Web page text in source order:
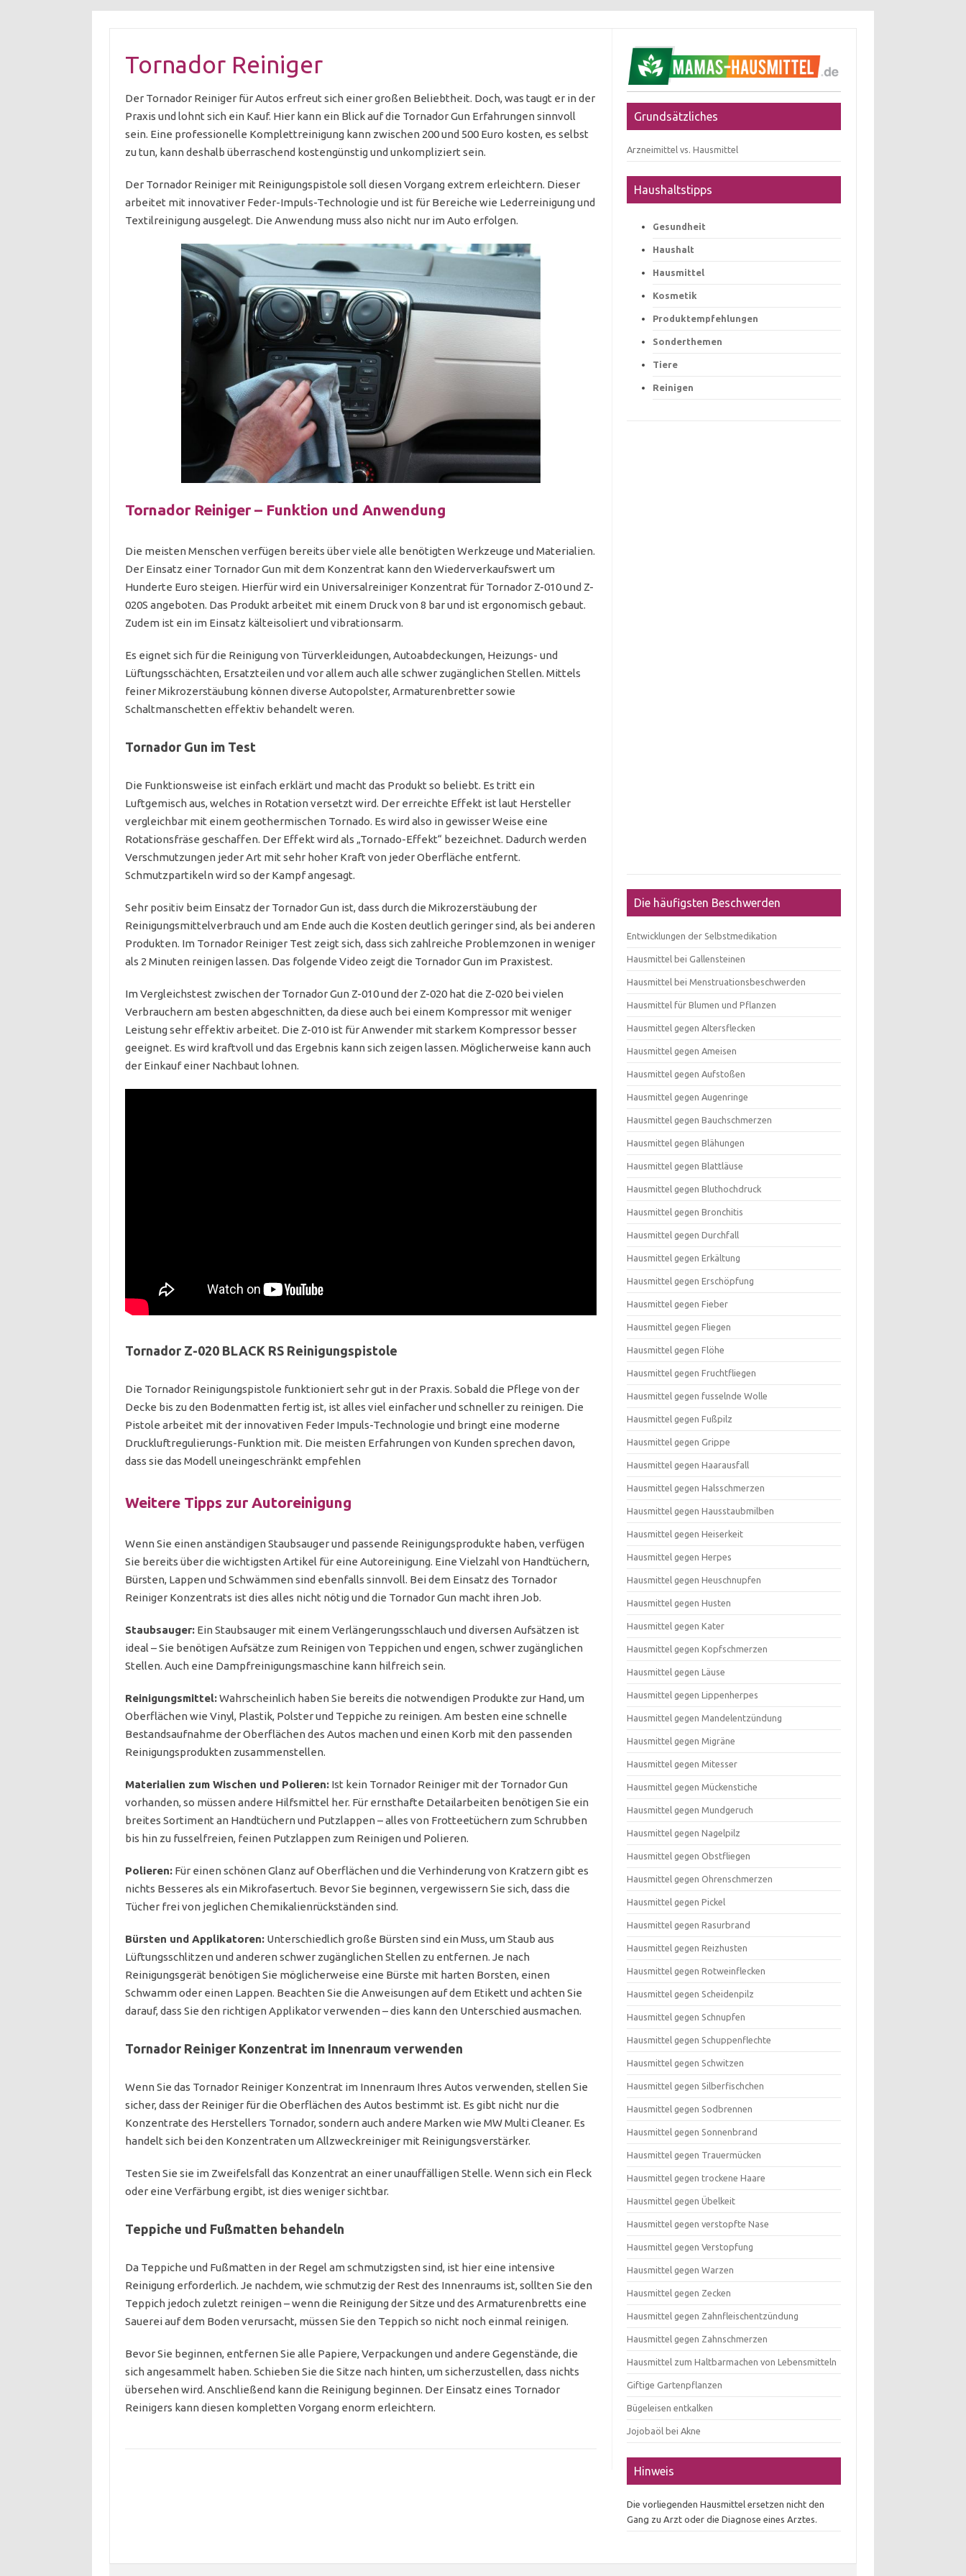
Tornador Reiniger
Der Tornador Reiniger für Autos erfreut sich einer großen Beliebtheit. Doch, was taugt er in der
Praxis und lohnt sich ein Kauf. Hier kann ein Blick auf die Tornador Gun Erfahrungen sinnvoll
sein. Eine professionelle Komplettreinigung kann zwischen 200 und 500 Euro kosten, es selbst
zu tun, kann deshalb überraschend kostengünstig und unkompliziert sein.
Der Tornador Reiniger mit Reinigungspistole soll diesen Vorgang extrem erleichtern. Dieser
arbeitet mit innovativer Feder-Impuls-Technologie und ist für Bereiche wie Lederreinigung und
Textilreinigung ausgelegt. Die Anwendung muss also nicht nur im Auto erfolgen.
Tornador Reiniger – Funktion und Anwendung
Die meisten Menschen verfügen bereits über viele alle benötigten Werkzeuge und Materialien.
Der Einsatz einer Tornador Gun mit dem Konzentrat kann den Wiederverkaufswert um
Hunderte Euro steigen. Hierfür wird ein Universalreiniger Konzentrat für Tornador Z-010 und Z-
020S angeboten. Das Produkt arbeitet mit einem Druck von 8 bar und ist ergonomisch gebaut.
Zudem ist ein im Einsatz kälteisoliert und vibrationsarm.
Es eignet sich für die Reinigung von Türverkleidungen, Autoabdeckungen, Heizungs- und
Lüftungsschächten, Ersatzteilen und vor allem auch alle schwer zugänglichen Stellen. Mittels
feiner Mikrozerstäubung können diverse Autopolster, Armaturenbretter sowie
Schaltmanschetten effektiv behandelt weren.
Tornador Gun im Test
Die Funktionsweise ist einfach erklärt und macht das Produkt so beliebt. Es tritt ein
Luftgemisch aus, welches in Rotation versetzt wird. Der erreichte Effekt ist laut Hersteller
vergleichbar mit einem geothermischen Tornado. Es wird also in gewisser Weise eine
Rotationsfräse geschaffen. Der Effekt wird als „Tornado-Effekt“ bezeichnet. Dadurch werden
Verschmutzungen jeder Art mit sehr hoher Kraft von jeder Oberfläche entfernt.
Schmutzpartikeln wird so der Kampf angesagt.
Sehr positiv beim Einsatz der Tornador Gun ist, dass durch die Mikrozerstäubung der
Reinigungsmittelverbrauch und am Ende auch die Kosten deutlich geringer sind, als bei anderen
Produkten. Im Tornador Reiniger Test zeigt sich, dass sich zahlreiche Problemzonen in weniger
als 2 Minuten reinigen lassen. Das folgende Video zeigt die Tornador Gun im Praxistest.
Im Vergleichstest zwischen der Tornador Gun Z-010 und der Z-020 hat die Z-020 bei vielen
Verbrauchern am besten abgeschnitten, da diese auch bei einem Kompressor mit weniger
Leistung sehr effektiv arbeitet. Die Z-010 ist für Anwender mit starkem Kompressor besser
geeignet. Es wird kraftvoll und das Ergebnis kann sich zeigen lassen. Möglicherweise kann auch
der Einkauf einer Nachbaut lohnen.
Tornador Z-020 BLACK RS Reinigungspistole
Die Tornador Reinigungspistole funktioniert sehr gut in der Praxis. Sobald die Pflege von der
Decke bis zu den Bodenmatten fertig ist, ist alles viel einfacher und schneller zu reinigen. Die
Pistole arbeitet mit der innovativen Feder Impuls-Technologie und bringt eine moderne
Druckluftregulierungs-Funktion mit. Die meisten Erfahrungen von Kunden sprechen davon,
dass sie das Modell uneingeschränkt empfehlen
Weitere Tipps zur Autoreinigung
Wenn Sie einen anständigen Staubsauger und passende Reinigungsprodukte haben, verfügen
Sie bereits über die wichtigsten Artikel für eine Autoreinigung. Eine Vielzahl von Handtüchern,
Bürsten, Lappen und Schwämmen sind ebenfalls sinnvoll. Bei dem Einsatz des Tornador
Reiniger Konzentrats ist dies alles nicht nötig und die Tornador Gun macht ihren Job.
Staubsauger:Ein Staubsauger mit einem Verlängerungsschlauch und diversen Aufsätzen ist
ideal – Sie benötigen Aufsätze zum Reinigen von Teppichen und engen, schwer zugänglichen
Stellen. Auch eine Dampfreinigungsmaschine kann hilfreich sein.
Reinigungsmittel:Wahrscheinlich haben Sie bereits die notwendigen Produkte zur Hand, um
Oberflächen wie Vinyl, Plastik, Polster und Teppiche zu reinigen. Am besten eine schnelle
Bestandsaufnahme der Oberflächen des Autos machen und einen Korb mit den passenden
Reinigungsprodukten zusammenstellen.
Materialien zum Wischen und Polieren:Ist kein Tornador Reiniger mit der Tornador Gun
vorhanden, so müssen andere Hilfsmittel her. Für ernsthafte Detailarbeiten benötigen Sie ein
breites Sortiment an Handtüchern und Putzlappen – alles von Frotteetüchern zum Schrubben
bis hin zu fusselfreien, feinen Putzlappen zum Reinigen und Polieren.
Polieren:Für einen schönen Glanz auf Oberflächen und die Verhinderung von Kratzern gibt es
nichts Besseres als ein Mikrofasertuch. Bevor Sie beginnen, vergewissern Sie sich, dass die
Tücher frei von jeglichen Chemikalienrückständen sind.
Bürsten und Applikatoren:Unterschiedlich große Bürsten sind ein Muss, um Staub aus
Lüftungsschlitzen und anderen schwer zugänglichen Stellen zu entfernen. Je nach
Reinigungsgerät benötigen Sie möglicherweise eine Bürste mit harten Borsten, einen
Schwamm oder einen Lappen. Beachten Sie die Anweisungen auf dem Etikett und achten Sie
darauf, dass Sie den richtigen Applikator verwenden – dies kann den Unterschied ausmachen.
Tornador Reiniger Konzentrat im Innenraum verwenden
Wenn Sie das Tornador Reiniger Konzentrat im Innenraum Ihres Autos verwenden, stellen Sie
sicher, dass der Reiniger für die Oberflächen des Autos bestimmt ist. Es gibt nicht nur die
Konzentrate des Herstellers Tornador, sondern auch andere Marken wie MW Multi Cleaner. Es
handelt sich bei den Konzentraten um Allzweckreiniger mit Reinigungsverstärker.
Testen Sie sie im Zweifelsfall das Konzentrat an einer unauffälligen Stelle. Wenn sich ein Fleck
oder eine Verfärbung ergibt, ist dies weniger sichtbar.
Teppiche und Fußmatten behandeln
Da Teppiche und Fußmatten in der Regel am schmutzigsten sind, ist hier eine intensive
Reinigung erforderlich. Je nachdem, wie schmutzig der Rest des Innenraums ist, sollten Sie den
Teppich jedoch zuletzt reinigen – wenn die Reinigung der Sitze und des Armaturenbretts eine
Sauerei auf dem Boden verursacht, müssen Sie den Teppich so nicht noch einmal reinigen.
Bevor Sie beginnen, entfernen Sie alle Papiere, Verpackungen und andere Gegenstände, die
sich angesammelt haben. Schieben Sie die Sitze nach hinten, um sicherzustellen, dass nichts
übersehen wird. Anschließend kann die Reinigung beginnen. Der Einsatz eines Tornador
Reinigers kann diesen kompletten Vorgang enorm erleichtern.
Grundsätzliches
Arzneimittel vs. Hausmittel
Haushaltstipps
Gesundheit
Haushalt
Hausmittel
Kosmetik
Produktempfehlungen
Sonderthemen
Tiere
Reinigen
Die häufigsten Beschwerden
Entwicklungen der Selbstmedikation
Hausmittel bei Gallensteinen
Hausmittel bei Menstruationsbeschwerden
Hausmittel für Blumen und Pflanzen
Hausmittel gegen Altersflecken
Hausmittel gegen Ameisen
Hausmittel gegen Aufstoßen
Hausmittel gegen Augenringe
Hausmittel gegen Bauchschmerzen
Hausmittel gegen Blähungen
Hausmittel gegen Blattläuse
Hausmittel gegen Bluthochdruck
Hausmittel gegen Bronchitis
Hausmittel gegen Durchfall
Hausmittel gegen Erkältung
Hausmittel gegen Erschöpfung
Hausmittel gegen Fieber
Hausmittel gegen Fliegen
Hausmittel gegen Flöhe
Hausmittel gegen Fruchtfliegen
Hausmittel gegen fusselnde Wolle
Hausmittel gegen Fußpilz
Hausmittel gegen Grippe
Hausmittel gegen Haarausfall
Hausmittel gegen Halsschmerzen
Hausmittel gegen Hausstaubmilben
Hausmittel gegen Heiserkeit
Hausmittel gegen Herpes
Hausmittel gegen Heuschnupfen
Hausmittel gegen Husten
Hausmittel gegen Kater
Hausmittel gegen Kopfschmerzen
Hausmittel gegen Läuse
Hausmittel gegen Lippenherpes
Hausmittel gegen Mandelentzündung
Hausmittel gegen Migräne
Hausmittel gegen Mitesser
Hausmittel gegen Mückenstiche
Hausmittel gegen Mundgeruch
Hausmittel gegen Nagelpilz
Hausmittel gegen Obstfliegen
Hausmittel gegen Ohrenschmerzen
Hausmittel gegen Pickel
Hausmittel gegen Rasurbrand
Hausmittel gegen Reizhusten
Hausmittel gegen Rotweinflecken
Hausmittel gegen Scheidenpilz
Hausmittel gegen Schnupfen
Hausmittel gegen Schuppenflechte
Hausmittel gegen Schwitzen
Hausmittel gegen Silberfischchen
Hausmittel gegen Sodbrennen
Hausmittel gegen Sonnenbrand
Hausmittel gegen Trauermücken
Hausmittel gegen trockene Haare
Hausmittel gegen Übelkeit
Hausmittel gegen verstopfte Nase
Hausmittel gegen Verstopfung
Hausmittel gegen Warzen
Hausmittel gegen Zecken
Hausmittel gegen Zahnfleischentzündung
Hausmittel gegen Zahnschmerzen
Hausmittel zum Haltbarmachen von Lebensmitteln
Giftige Gartenpflanzen
Bügeleisen entkalken
Jojobaöl bei Akne
Hinweis
Die vorliegenden Hausmittel ersetzen nicht den
Gang zu Arzt oder die Diagnose eines Arztes.